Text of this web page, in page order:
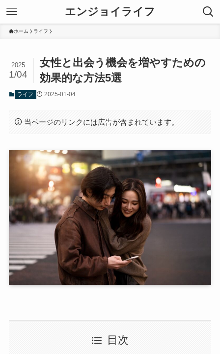
エンジョイライフ
ホーム ライフ
女性と出会う機会を増やすための
効果的な方法5選
2025
1/04
ライフ 2025-01-04
当ページのリンクには広告が含まれています。
目次